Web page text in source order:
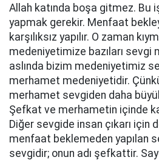
Allah katında boşa gitmez. Bu
yapmak gerekir. Menfaat
karşılıksız yapılır. O zaman
medeniyetimize bazıları sevgi
aslında bizim medeniyetimiz
merhamet medeniyetidir.
merhamet sevgiden daha
Şefkat ve merhametin içinde
Diğer sevgide insan çıkarı için
menfaat beklemeden yapılan
sevgidir; onun adı şefkattir.